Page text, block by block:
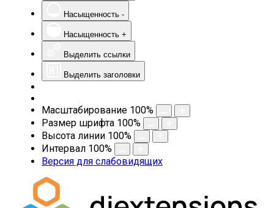
Насыщенность -
Насыщенность +
Выделить ссылки
Выделить заголовки
Масштабирование 100%
Размер шрифта 100%
Высота линии 100%
Интервал 100%
Версия для слабовидящих